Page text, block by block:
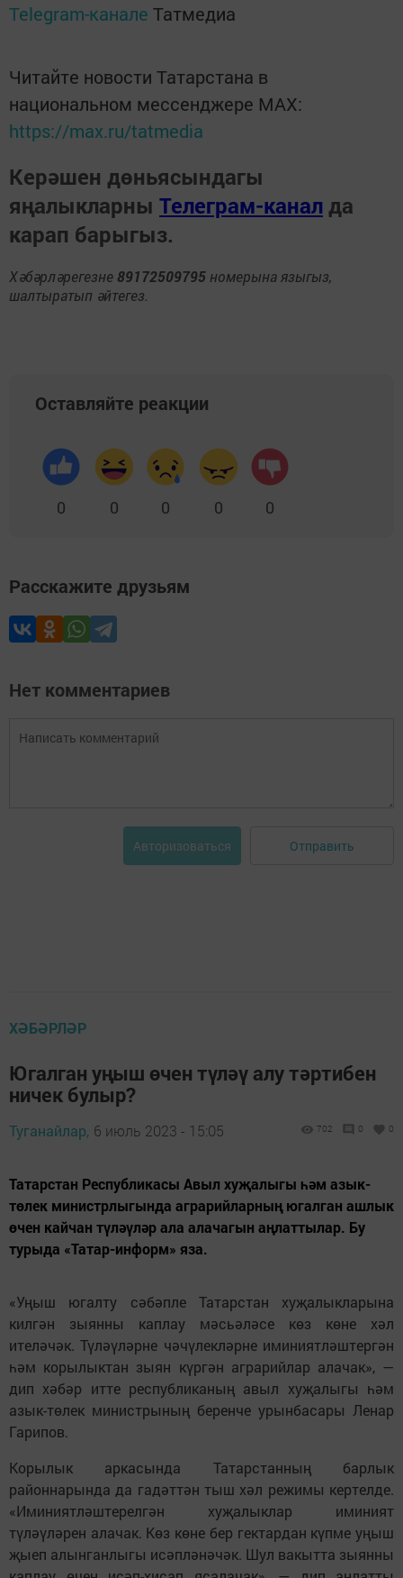
Telegram-канале Татмедиа
Читайте новости Татарстана в
национальном мессенджере MАХ:
https://max.ru/tatmedia
Керәшен дөньясындагы
яңалыкларны Телеграм-канал да
карап барыгыз.
Хәбәрләрегезне 89172509795 номерына языгыз,
шалтыратып әйтегез.
Оставляйте реакции
0 0 0 0 0
Расскажите друзьям
Нет комментариев
Авторизоваться Отправить
ХӘБӘРЛӘР
Югалган уңыш өчен түләү алу тәртибен
ничек булыр?
Туганайлар, 6 июль 2023 - 15:05 702 0 0
Татарстан Республикасы Авыл хуҗалыгы һәм азык-
төлек министрлыгында аграрийларның югалган ашлык
өчен кайчан түләүләр ала алачагын аңлаттылар. Бу
турыда «Татар-информ» яза.
«Уңыш югалту сәбәпле Татарстан хуҗалыкларына
килгән зыянны каплау мәсьәләсе көз көне хәл
ителәчәк. Түләүләрне чәчүлекләрне иминиятләштергән
һәм корылыктан зыян күргән аграрийлар алачак», —
дип хәбәр итте республиканың авыл хуҗалыгы һәм
азык-төлек министрының беренче урынбасары Ленар
Гарипов.
Корылык аркасында Татарстанның барлык
районнарында да гадәттән тыш хәл режимы кертелде.
«Иминиятләштерелгән хуҗалыклар иминият
түләүләрен алачак. Көз көне бер гектардан күпме уңыш
җыеп алынганлыгы исәпләнәчәк. Шул вакытта зыянны